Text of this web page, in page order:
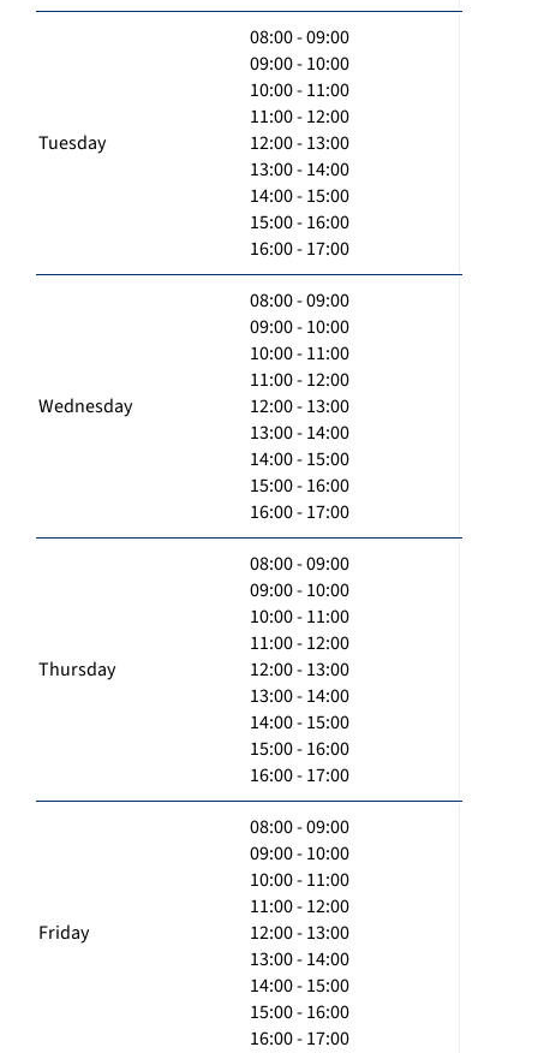
Tuesday
08:00 - 09:00
09:00 - 10:00
10:00 - 11:00
11:00 - 12:00
12:00 - 13:00
13:00 - 14:00
14:00 - 15:00
15:00 - 16:00
16:00 - 17:00
Wednesday
08:00 - 09:00
09:00 - 10:00
10:00 - 11:00
11:00 - 12:00
12:00 - 13:00
13:00 - 14:00
14:00 - 15:00
15:00 - 16:00
16:00 - 17:00
Thursday
08:00 - 09:00
09:00 - 10:00
10:00 - 11:00
11:00 - 12:00
12:00 - 13:00
13:00 - 14:00
14:00 - 15:00
15:00 - 16:00
16:00 - 17:00
Friday
08:00 - 09:00
09:00 - 10:00
10:00 - 11:00
11:00 - 12:00
12:00 - 13:00
13:00 - 14:00
14:00 - 15:00
15:00 - 16:00
16:00 - 17:00